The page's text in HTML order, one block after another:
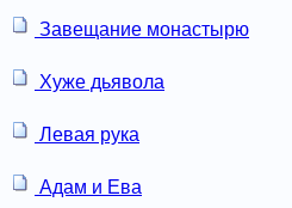
Завещание монастырю
Хуже дьявола
Левая рука
Адам и Ева